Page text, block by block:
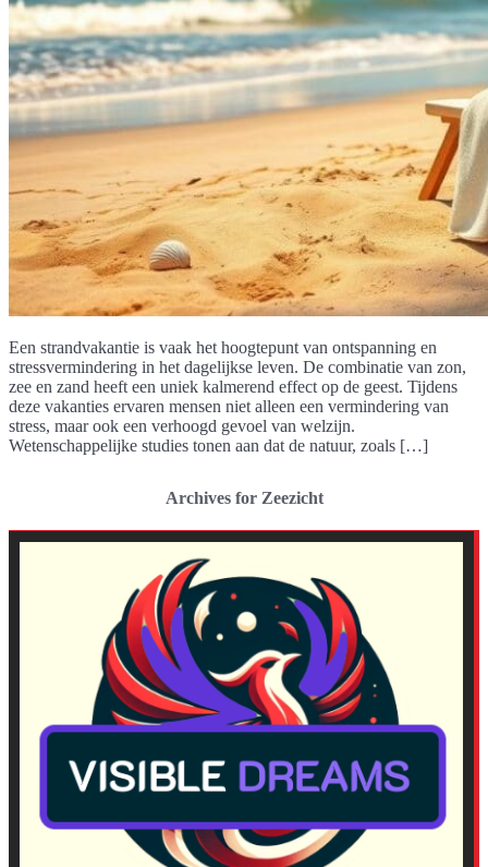
Een strandvakantie is vaak het hoogtepunt van ontspanning en
stressvermindering in het dagelijkse leven. De combinatie van zon,
zee en zand heeft een uniek kalmerend effect op de geest. Tijdens
deze vakanties ervaren mensen niet alleen een vermindering van
stress, maar ook een verhoogd gevoel van welzijn.
Wetenschappelijke studies tonen aan dat de natuur, zoals […]
Archives for Zeezicht